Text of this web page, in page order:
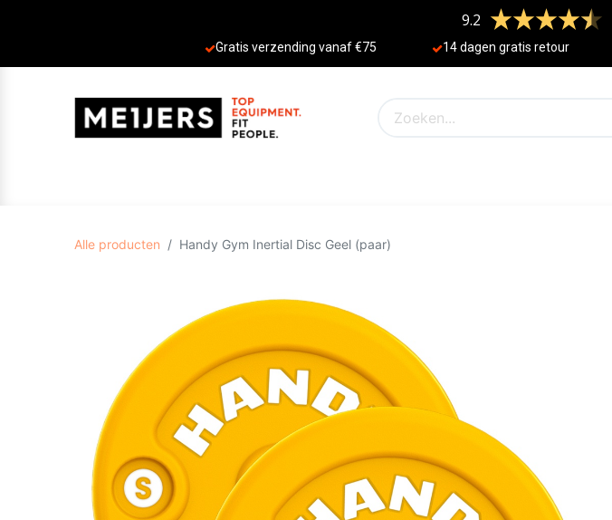
9.2
Gratis verzending vanaf €75 14 dagen gratis retour
Alle producten Handy Gym Inertial Disc Geel (paar)